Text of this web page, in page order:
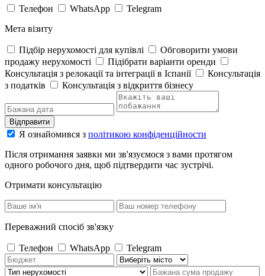
Телефон WhatsApp
Telegram
Мета візиту
Підбір нерухомості для купівлі
Обговорити умови
продажу нерухомості
Підібрати варіанти оренди
Консультація з релокації та інтеграції в Іспанії
Консультація
з податків
Консультація з відкриття бізнесу
Відправити
Я ознайомився з політикою конфіденційности
Після отримання заявки ми зв'язуємося з вами протягом
одного робочого дня, щоб підтвердити час зустрічі.
Отримати консультацію
Переважний спосіб зв'язку
Телефон WhatsApp Telegram